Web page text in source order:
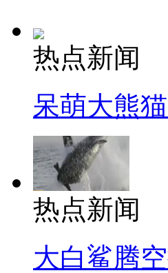
热点新闻
呆萌大熊
热点新闻
大白鲨腾